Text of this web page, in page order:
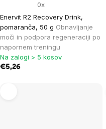
Enervit R2 Recovery Drink,
pomaranča, 50 g Obnavljanje
moči in podpora regeneraciji po
napornem treningu
0x
Na zalogi > 5 kosov
€5,26